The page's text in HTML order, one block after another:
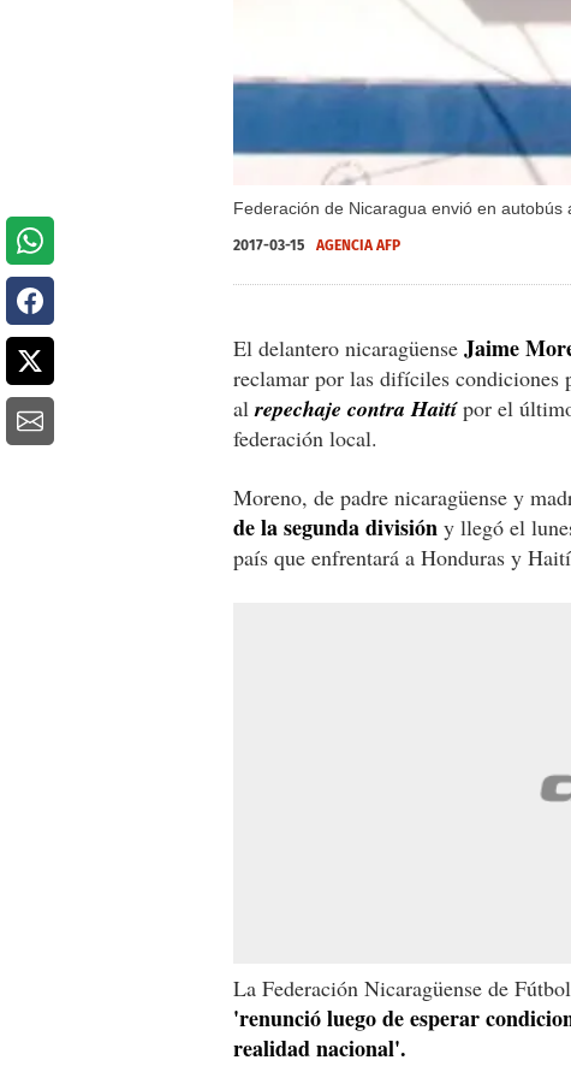
Federación de Nicaragua envió en autobús
2017-03-15 AGENCIA AFP
El delantero nicaragüense Jaime
reclamar por las difíciles condiciones
alrepechaje contra Haitípor el
federación local.
Moreno, de padre nicaragüense y
de la segunda división y llegó el
país que enfrentará a Honduras y
La Federación Nicaragüense de
'renunció luego de esperar
realidad nacional'.